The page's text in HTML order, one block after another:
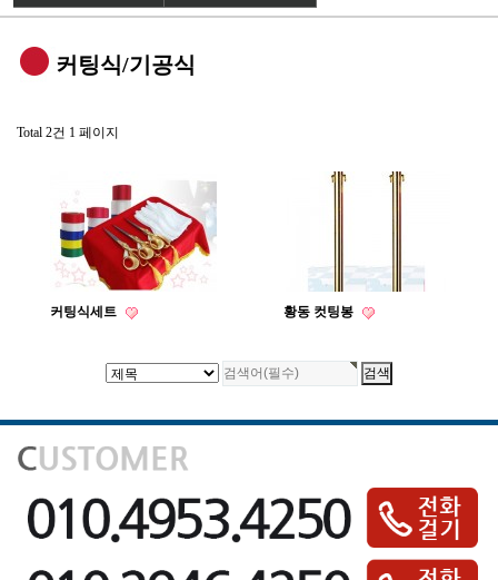
커팅식/기공식
Total 2건 1 페이지
커팅식세트 황동 컷팅봉